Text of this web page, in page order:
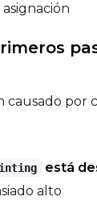
causado por
está
alto